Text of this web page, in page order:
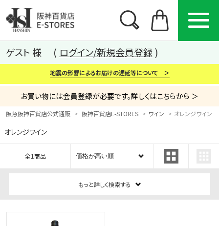
カテゴリー ブランド 特集
から探す
ゲスト 様 ログイン/新規会員登録
地震の影響によるお届けの遅延等について ＞
お買い物には会員登録が必要です。詳しくはこちらから ＞
阪急阪神百貨店公式通販 阪神百貨店E-STORES ワイン オレンジワイン
オレンジワイン
全1商品
もっと詳しく検索する